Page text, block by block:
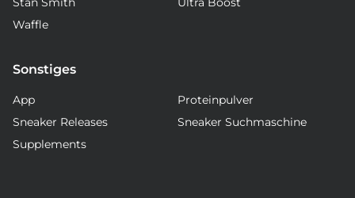
Waffle
Sonstiges
App
Proteinpulver
Sneaker Releases
Sneaker Suchmaschine
Supplements